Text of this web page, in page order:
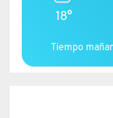
18°
Tiempo